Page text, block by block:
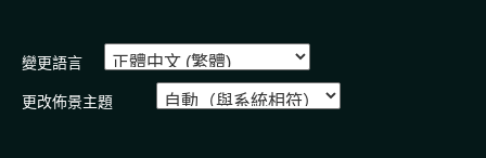
變更語言
更改佈景主題